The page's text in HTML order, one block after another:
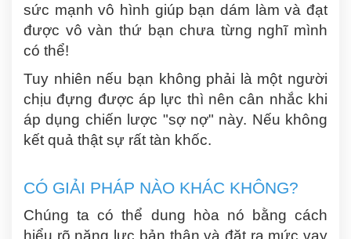
sức mạnh vô hình giúp bạn dám làm và đạt
được vô vàn thứ bạn chưa từng nghĩ mình
có thể!
Tuy nhiên nếu bạn không phải là một người
chịu đựng được áp lực thì nên cân nhắc khi
áp dụng chiến lược "sợ nợ" này. Nếu không
kết quả thật sự rất tàn khốc.
CÓ GIẢI PHÁP NÀO KHÁC KHÔNG?
Chúng ta có thể dung hòa nó bằng cách
hiểu rõ năng lực bản thân và đặt ra mức vay